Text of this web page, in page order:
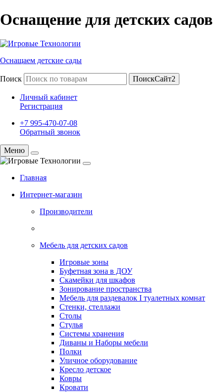
Оснащение для детских садов
Оснащаем детские сады
Поиск ПоискСайт2
Личный кабинет
Регистрация
+7 995-470-07-08
Обратный звонок
Меню
Главная
Интернет-магазин
Производители
Мебель для детских садов
Игровые зоны
Буфетная зона в ДОУ
Скамейки для шкафов
Зонирование пространства
Мебель для раздевалок I туалетных комнат
Стенки, стеллажи
Столы
Стулья
Системы хранения
Диваны и Наборы мебели
Полки
Уличное оборудование
Кресло детское
Ковры
Кровати